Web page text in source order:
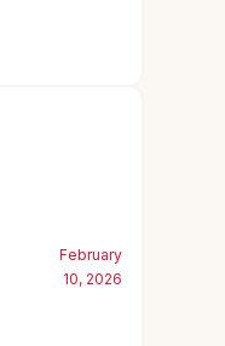
February
10, 2026